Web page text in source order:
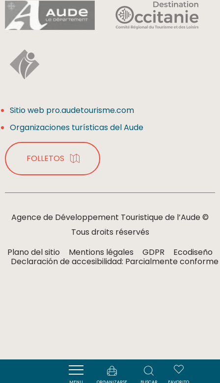
MENU ORGANIZARSE BUSCAR FAVORITO
Sitio web pro.audetourisme.com
Organizaciones turísticas del Aude
FOLLETOS
Agence de Développement Touristique de l’Aude ©
Tous droits réservés
Plano del sitio
Mentions légales GDPR
Ecodiseño
Declaración de accesibilidad: Parcialmente conforme